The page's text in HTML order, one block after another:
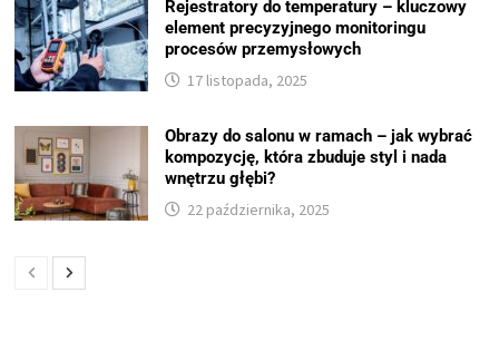
Rejestratory do temperatury – kluczowy
element precyzyjnego monitoringu
procesów przemysłowych
17 listopada, 2025
Obrazy do salonu w ramach – jak wybrać
kompozycję, która zbuduje styl i nada
wnętrzu głębi?
22 października, 2025